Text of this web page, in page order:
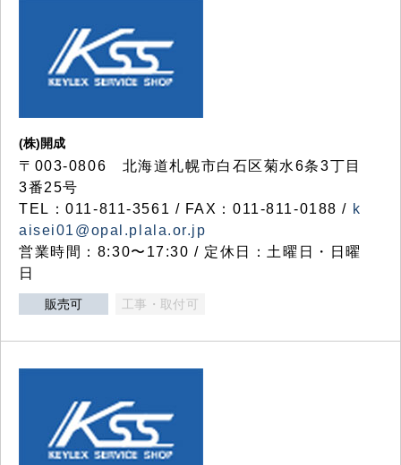
(株)開成
〒003-0806 北海道札幌市白石区菊水6条3丁目
3番25号
TEL：011-811-3561 / FAX：011-811-0188 / k
aisei01@opal.plala.or.jp
営業時間：8:30〜17:30 / 定休日：土曜日・日曜
日
販売可 工事・取付可